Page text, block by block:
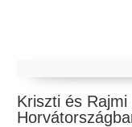
Kriszti és